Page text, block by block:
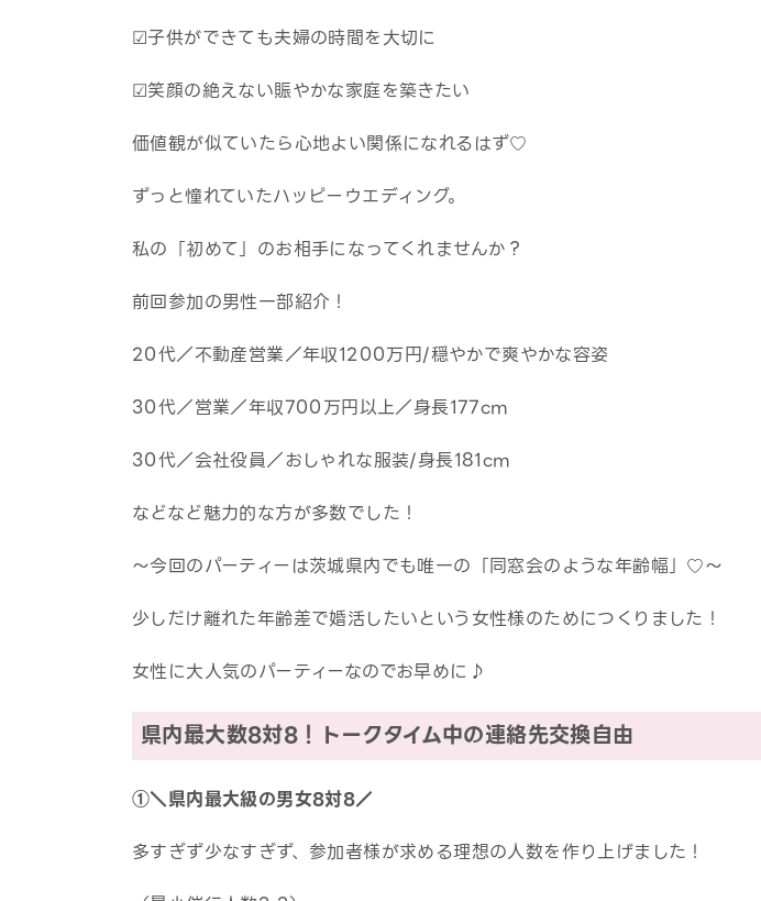
☑子供ができても夫婦の時間を大切に
☑笑顔の絶えない賑やかな家庭を築きたい
価値観が似ていたら心地よい関係になれるはず♡
ずっと憧れていたハッピーウエディング。
私の「初めて」のお相手になってくれませんか？
前回参加の男性一部紹介！
20代／不動産営業／年収1200万円/穏やかで爽やかな容姿
30代／営業／年収700万円以上／身長177cm
30代／会社役員／おしゃれな服装/身長181cm
などなど魅力的な方が多数でした！
～今回のパーティーは茨城県内でも唯一の「同窓会のような年齢幅」♡～
少しだけ離れた年齢差で婚活したいという女性様のためにつくりました！
女性に大人気のパーティーなのでお早めに♪
県内最大数8対8！トークタイム中の連絡先交換自由
①＼県内最大級の男女8対8／
多すぎず少なすぎず、参加者様が求める理想の人数を作り上げました！